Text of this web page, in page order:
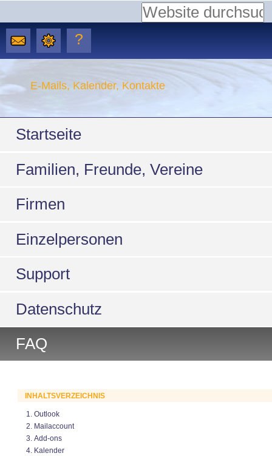
durchsuchen
?
E-Mails, Kalender, Kontakte
Startseite
Familien, Freunde, Vereine
Firmen
Einzelpersonen
Support
Datenschutz
FAQ
INHALTSVERZEICHNIS
Outlook
Mailaccount
Add-ons
Kalender